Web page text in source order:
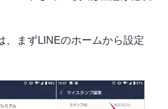
、まずLINEのホームから設定